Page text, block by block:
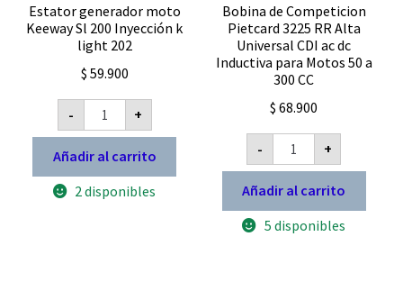
Estator generador moto
Keeway Sl 200 Inyección k
light 202
$ 59.900
-
Estator
generador
moto
Keeway
Sl
200
Inyección
+
Añadir al carrito
2 disponibles
Bobina de Competicion
Pietcard 3225 RR Alta
Universal CDI ac dc
Inductiva para Motos 50 a
300 CC
$ 68.900
-
Bobina
Competicion
Pietcard
3225
RR
Alta
+
Añadir al carrito
5 disponibles